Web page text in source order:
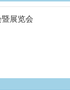
展览会